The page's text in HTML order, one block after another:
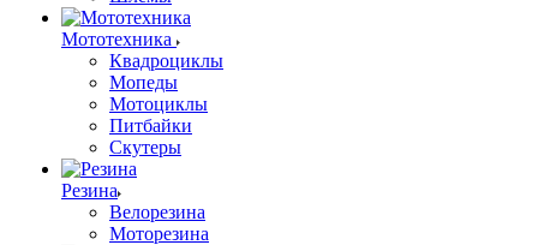
Мототехника
Квадроциклы
Мопеды
Мотоциклы
Питбайки
Скутеры
Резина
Велорезина
Моторезина